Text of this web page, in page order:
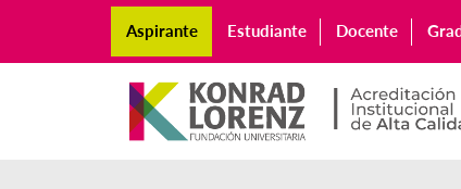
Aspirante Estudiante Docente